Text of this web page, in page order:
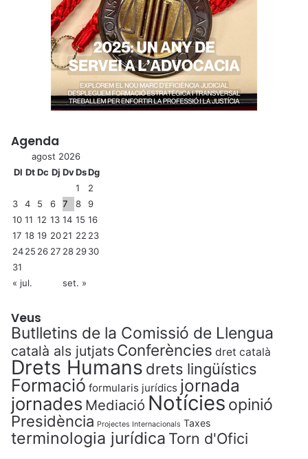
Agenda
agost 2026
Dl DtDc Dj DvDsDg
1
2
3
4 5 6 7 8
9
10 11 12 13 14 15 16
17 18 19 2021 22 23
2425 26 27 28 2930
31
« jul.
set. »
Veus
Butlletins de la Comissió de Llengua
català als jutjats Conferències dret català
Drets Humans drets lingüístics
Formació formularis jurídics jornada
jornades Mediació Notícies opinió
Presidència Projectes Internacionals Taxes
terminologia jurídica Torn d'Ofici